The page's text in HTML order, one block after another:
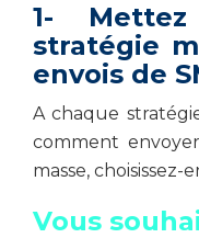
1-
stratégie
envois de
A chaque
comment
masse, choisissez-
Vous